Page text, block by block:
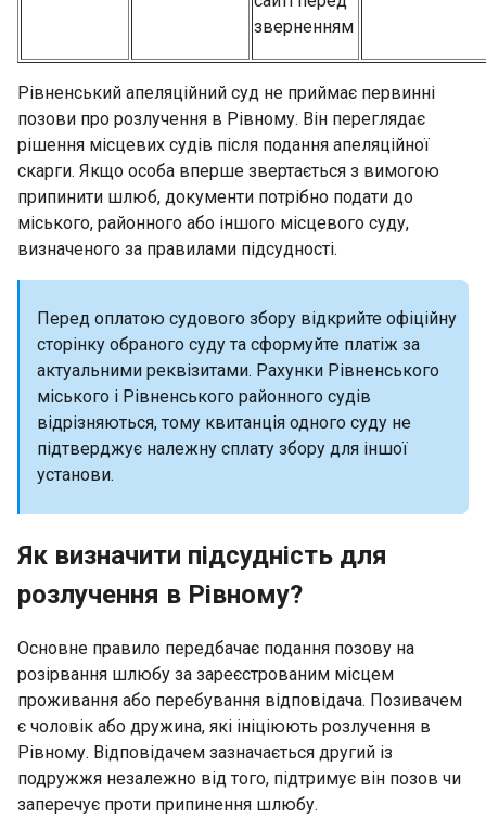
зверненням
Рівненський апеляційний суд не приймає первинні
позови про розлучення в Рівному. Він переглядає
рішення місцевих судів після подання апеляційної
скарги. Якщо особа вперше звертається з вимогою
припинити шлюб, документи потрібно подати до
міського, районного або іншого місцевого суду,
визначеного за правилами підсудності.
Перед оплатою судового збору відкрийте офіційну
сторінку обраного суду та сформуйте платіж за
актуальними реквізитами. Рахунки Рівненського
міського і Рівненського районного судів
відрізняються, тому квитанція одного суду не
підтверджує належну сплату збору для іншої
установи.
Як визначити підсудність для
розлучення в Рівному?
Основне правило передбачає подання позову на
розірвання шлюбу за зареєстрованим місцем
проживання або перебування відповідача. Позивачем
є чоловік або дружина, які ініціюють розлучення в
Рівному. Відповідачем зазначається другий із
подружжя незалежно від того, підтримує він позов чи
заперечує проти припинення шлюбу.